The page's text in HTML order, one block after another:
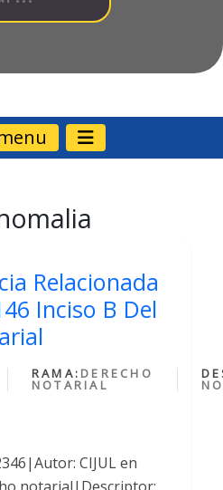
Relacionada
Inciso B Del
RAMA: DERECHO
NOTARIAL
CIJUL en